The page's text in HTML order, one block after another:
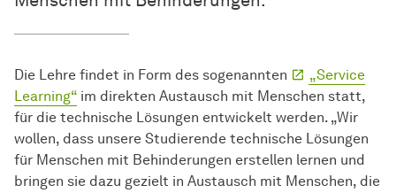
Die Lehre findet in Form des sogenannten
„Service
Learning“ im direkten Austausch mit Menschen statt,
für die technische Lösungen entwickelt werden. „Wir
wollen, dass unsere Studierende technische Lösungen
für Menschen mit Behinderungen erstellen lernen und
bringen sie dazu gezielt in Austausch mit Menschen, die